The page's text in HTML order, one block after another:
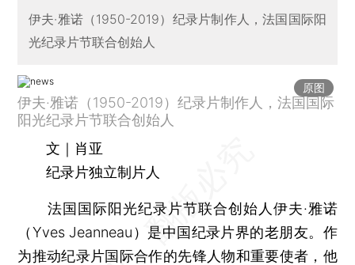
伊夫·雅诺（1950-2019）纪录片制作人，法国国际阳
光纪录片节联合创始人
原图
伊夫·雅诺（1950-2019）纪录片制作人，法国国际
阳光纪录片节联合创始人
文｜肖亚
纪录片独立制片人
法国国际阳光纪录片节联合创始人伊夫·雅诺
（Yves Jeanneau）是中国纪录片界的老朋友。作
为推动纪录片国际合作的先锋人物和重要使者，他